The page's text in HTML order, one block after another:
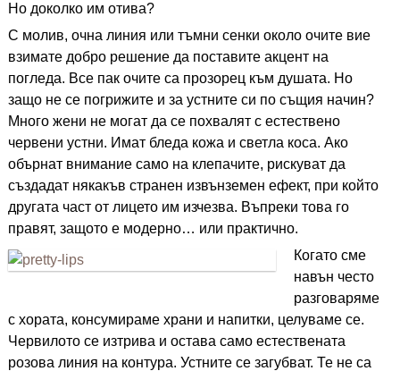
Но доколко им отива?
С молив, очна линия или тъмни сенки около очите вие
взимате добро решение да поставите акцент на
погледа. Все пак очите са прозорец към душата. Но
защо не се погрижите и за устните си по същия начин?
Много жени не могат да се похвалят с естествено
червени устни. Имат бледа кожа и светла коса. Ако
обърнат внимание само на клепачите, рискуват да
създадат някакъв странен извънземен ефект, при който
другата част от лицето им изчезва. Въпреки това го
правят, защото е модерно… или практично.
Когато сме
навън често
разговаряме
с хората, консумираме храни и напитки, целуваме се.
Червилото се изтрива и остава само естествената
розова линия на контура. Устните се загубват. Те не са